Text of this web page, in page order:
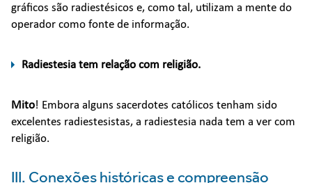
gráficos são radiestésicos e, como tal, utilizam a mente do
operador como fonte de informação.
Radiestesia tem relação com religião.
Mito! Embora alguns sacerdotes católicos tenham sido
excelentes radiestesistas, a radiestesia nada tem a ver com
religião.
III. Conexões históricas e compreensão